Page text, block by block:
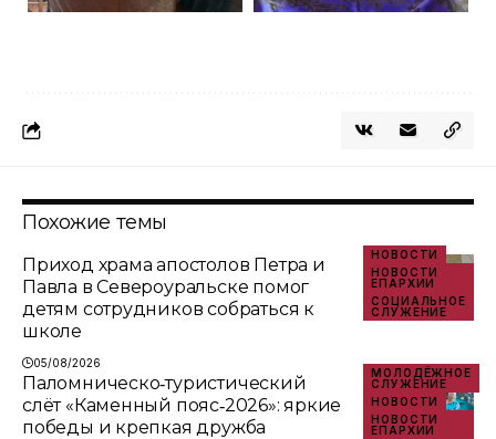
Похожие темы
НОВОСТИ
НОВОСТИ
ЕПАРХИИ
СОЦИАЛЬНОЕ
СЛУЖЕНИЕ
Приход храма апостолов Петра и
Павла в Североуральске помог
детям сотрудников собраться к
школе
05/08/2026
МОЛОДЁЖНОЕ
СЛУЖЕНИЕ
НОВОСТИ
НОВОСТИ
ЕПАРХИИ
Паломническо‑туристический
слёт «Каменный пояс‑2026»: яркие
победы и крепкая дружба